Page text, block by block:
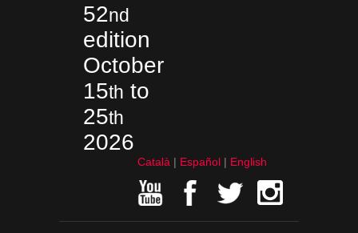
52nd
edition
October
15th to
25th
2026
Català Español English